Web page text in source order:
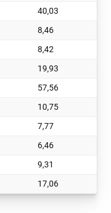
40,03
8,46
8,42
19,93
57,56
10,75
7,77
6,46
9,31
17,06